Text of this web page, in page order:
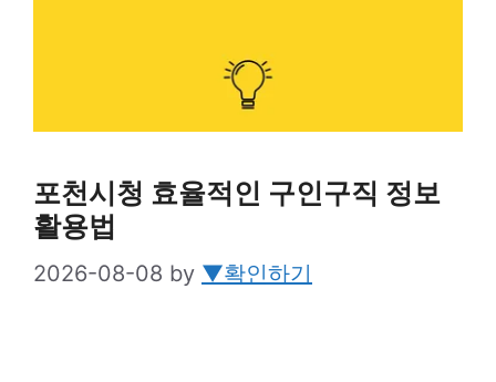
포천시청 효율적인 구인구직 정보
활용법
2026-08-08 by ▼확인하기